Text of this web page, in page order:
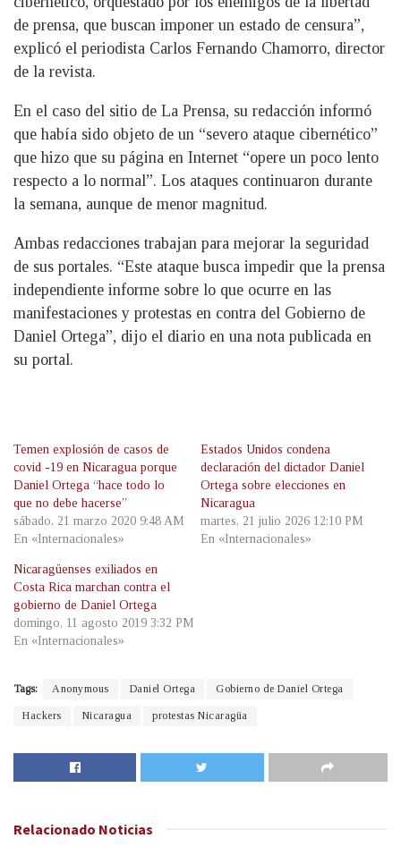
de prensa, que buscan imponer un estado de censura”,
explicó el periodista Carlos Fernando Chamorro, director
de la revista.
En el caso del sitio de La Prensa, su redacción informó
que había sido objeto de un “severo ataque cibernético”
que hizo que su página en Internet “opere un poco lento
respecto a lo normal”. Los ataques continuaron durante
la semana, aunque de menor magnitud.
Ambas redacciones trabajan para mejorar la seguridad
de sus portales. “Este ataque busca impedir que la prensa
independiente informe sobre lo que ocurre en las
manifestaciones y protestas en contra del Gobierno de
Daniel Ortega”, dijo el diario en una nota publicada en
su portal.
Temen explosión de casos de
covid -19 en Nicaragua porque
Daniel Ortega “hace todo lo
que no debe hacerse”
sábado, 21 marzo 2020 9:48 AM
En «Internacionales»
Estados Unidos condena
declaración del dictador Daniel
Ortega sobre elecciones en
Nicaragua
martes, 21 julio 2026 12:10 PM
En «Internacionales»
Nicaragüenses exiliados en
Costa Rica marchan contra el
gobierno de Daniel Ortega
domingo, 11 agosto 2019 3:32 PM
En «Internacionales»
Tags: Anonymous Daniel Ortega Gobierno de Daniel Ortega
Hackers Nicaragua protestas Nicaragüa
Relacionado Noticias